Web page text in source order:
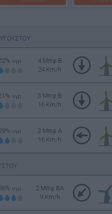
υγρ.
4 Μπφ B
24 Km/h
υγρ.
3 Μπφ B
16 Km/h
υγρ.
3 Μπφ Α
16 Km/h
υγρ.
2 Μπφ BA
9 Km/h